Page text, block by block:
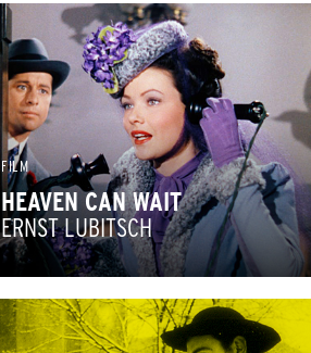
FILM
HEAVEN CAN WAIT
ERNST LUBITSCH